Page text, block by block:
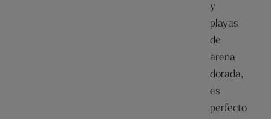
y
playas
de
arena
dorada,
es
perfecto